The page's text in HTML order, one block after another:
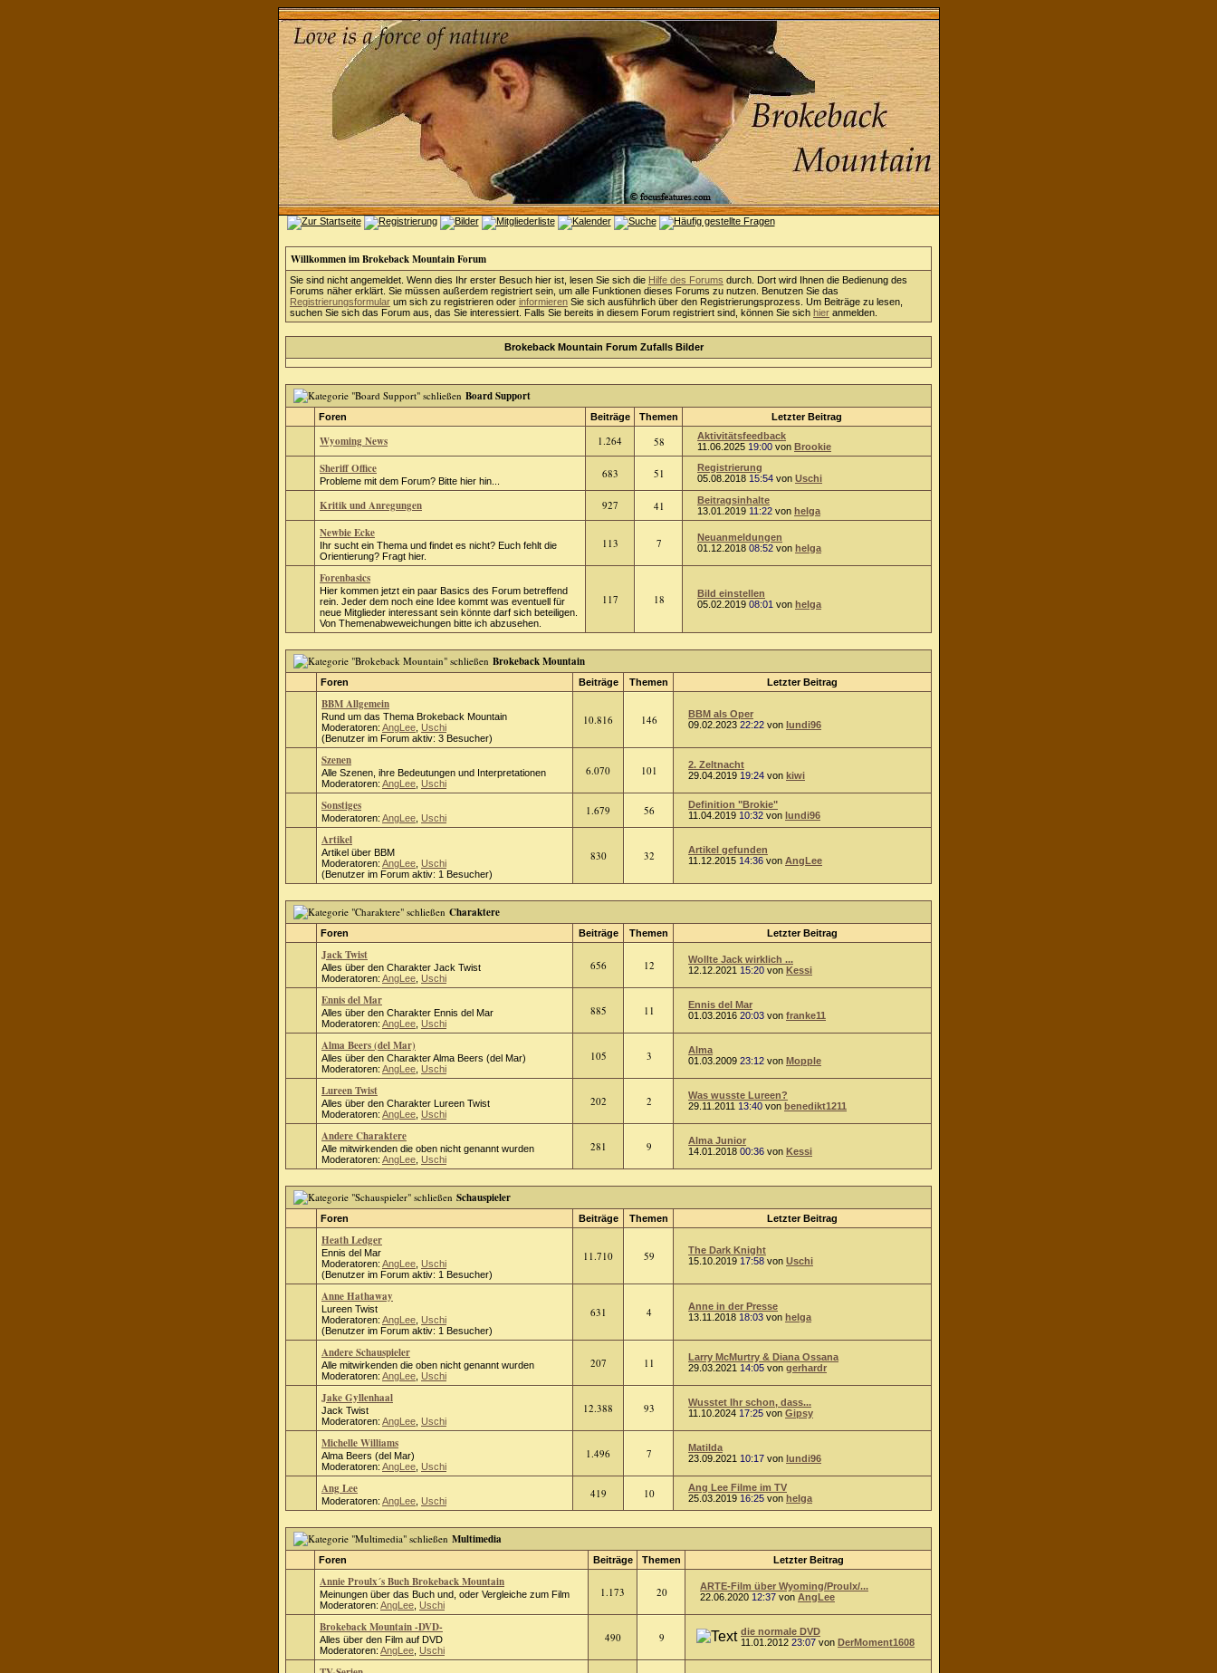
Willkommen im Brokeback Mountain Forum
Sie sind nicht angemeldet. Wenn dies Ihr erster Besuch hier ist, lesen Sie sich die Hilfe des Forums durch. Dort wird Ihnen die Bedienung des
Forums näher erklärt. Sie müssen außerdem registriert sein, um alle Funktionen dieses Forums zu nutzen. Benutzen Sie das
Registrierungsformular um sich zu registrieren oder informieren Sie sich ausführlich über den Registrierungsprozess. Um Beiträge zu lesen,
suchen Sie sich das Forum aus, das Sie interessiert. Falls Sie bereits in diesem Forum registriert sind, können Sie sich hier anmelden.
Brokeback Mountain Forum Zufalls Bilder
Board Support
Foren Beiträge Themen Letzter Beitrag
Wyoming News 1.264 58
Aktivitätsfeedback
11.06.2025 19:00 von Brookie
Sheriff Office
Probleme mit dem Forum? Bitte hier hin...
683 51
Registrierung
05.08.2018 15:54 von Uschi
Kritik und Anregungen 927 41
Beitragsinhalte
13.01.2019 11:22 von helga
Newbie Ecke
Ihr sucht ein Thema und findet es nicht? Euch fehlt die
Orientierung? Fragt hier.
113 7
Neuanmeldungen
01.12.2018 08:52 von helga
Forenbasics
Hier kommen jetzt ein paar Basics des Forum betreffend
rein. Jeder dem noch eine Idee kommt was eventuell für
neue Mitglieder interessant sein könnte darf sich beteiligen.
Von Themenabweweichungen bitte ich abzusehen.
117 18
Bild einstellen
05.02.2019 08:01 von helga
Brokeback Mountain
Foren Beiträge Themen Letzter Beitrag
BBM Allgemein
Rund um das Thema Brokeback Mountain
Moderatoren: AngLee Uschi
(Benutzer im Forum aktiv: 3 Besucher)
10.816 146
BBM als Oper
09.02.2023 22:22 von lundi96
Szenen
Alle Szenen, ihre Bedeutungen und Interpretationen
Moderatoren: AngLee Uschi
6.070 101
2. Zeltnacht
29.04.2019 19:24 von kiwi
Sonstiges
Moderatoren: AngLee Uschi
1.679 56
Definition "Brokie"
11.04.2019 10:32 von lundi96
Artikel
Artikel über BBM
Moderatoren: AngLee Uschi
(Benutzer im Forum aktiv: 1 Besucher)
830 32
Artikel gefunden
11.12.2015 14:36 von AngLee
Charaktere
Foren Beiträge Themen Letzter Beitrag
Jack Twist
Alles über den Charakter Jack Twist
Moderatoren: AngLee Uschi
656 12
Wollte Jack wirklich ...
12.12.2021 15:20 von Kessi
Ennis del Mar
Alles über den Charakter Ennis del Mar
Moderatoren: AngLee Uschi
885 11
Ennis del Mar
01.03.2016 20:03 von franke11
Alma Beers (del Mar)
Alles über den Charakter Alma Beers (del Mar)
Moderatoren: AngLee Uschi
105 3
Alma
01.03.2009 23:12 von Mopple
Lureen Twist
Alles über den Charakter Lureen Twist
Moderatoren: AngLee Uschi
202 2
Was wusste Lureen?
29.11.2011 13:40 von benedikt1211
Andere Charaktere
Alle mitwirkenden die oben nicht genannt wurden
Moderatoren: AngLee Uschi
281 9
Alma Junior
14.01.2018 00:36 von Kessi
Schauspieler
Foren Beiträge Themen Letzter Beitrag
Heath Ledger
Ennis del Mar
Moderatoren: AngLee Uschi
(Benutzer im Forum aktiv: 1 Besucher)
11.710 59
The Dark Knight
15.10.2019 17:58 von Uschi
Anne Hathaway
Lureen Twist
Moderatoren: AngLee Uschi
(Benutzer im Forum aktiv: 1 Besucher)
631 4
Anne in der Presse
13.11.2018 18:03 von helga
Andere Schauspieler
Alle mitwirkenden die oben nicht genannt wurden
Moderatoren: AngLee Uschi
207 11
Larry McMurtry & Diana Ossana
29.03.2021 14:05 von gerhardr
Jake Gyllenhaal
Jack Twist
Moderatoren: AngLee Uschi
12.388 93
Wusstet Ihr schon, dass...
11.10.2024 17:25 von Gipsy
Michelle Williams
Alma Beers (del Mar)
Moderatoren: AngLee Uschi
1.496 7
Matilda
23.09.2021 10:17 von lundi96
Ang Lee
Moderatoren: AngLee Uschi
419 10
Ang Lee Filme im TV
25.03.2019 16:25 von helga
Multimedia
Foren Beiträge Themen Letzter Beitrag
Annie Proulx´s Buch Brokeback Mountain
Meinungen über das Buch und, oder Vergleiche zum Film
Moderatoren: AngLee Uschi
1.173 20
ARTE-Film über Wyoming/Proulx/...
22.06.2020 12:37 von AngLee
Brokeback Mountain -DVD-
Alles über den Film auf DVD
Moderatoren: AngLee Uschi
490 9
die normale DVD
11.01.2012 23:07 von DerMoment1608